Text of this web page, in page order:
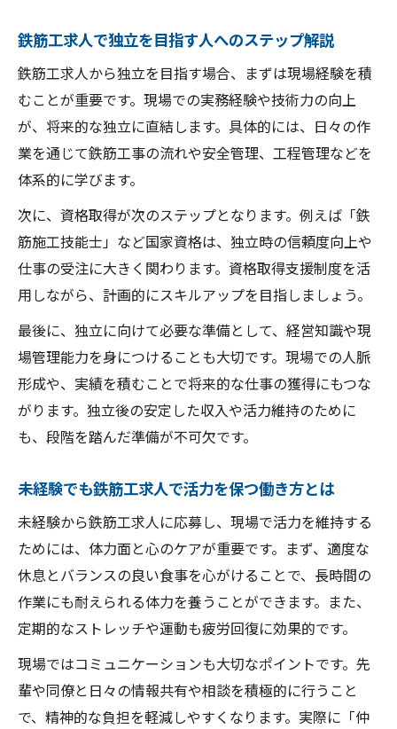
鉄筋工求人で独立を目指す人へのステップ解説
鉄筋工求人から独立を目指す場合、まずは現場経験を積
むことが重要です。現場での実務経験や技術力の向上
が、将来的な独立に直結します。具体的には、日々の作
業を通じて鉄筋工事の流れや安全管理、工程管理などを
体系的に学びます。
次に、資格取得が次のステップとなります。例えば「鉄
筋施工技能士」など国家資格は、独立時の信頼度向上や
仕事の受注に大きく関わります。資格取得支援制度を活
用しながら、計画的にスキルアップを目指しましょう。
最後に、独立に向けて必要な準備として、経営知識や現
場管理能力を身につけることも大切です。現場での人脈
形成や、実績を積むことで将来的な仕事の獲得にもつな
がります。独立後の安定した収入や活力維持のために
も、段階を踏んだ準備が不可欠です。
未経験でも鉄筋工求人で活力を保つ働き方とは
未経験から鉄筋工求人に応募し、現場で活力を維持する
ためには、体力面と心のケアが重要です。まず、適度な
休息とバランスの良い食事を心がけることで、長時間の
作業にも耐えられる体力を養うことができます。また、
定期的なストレッチや運動も疲労回復に効果的です。
現場ではコミュニケーションも大切なポイントです。先
輩や同僚と日々の情報共有や相談を積極的に行うこと
で、精神的な負担を軽減しやすくなります。実際に「仲